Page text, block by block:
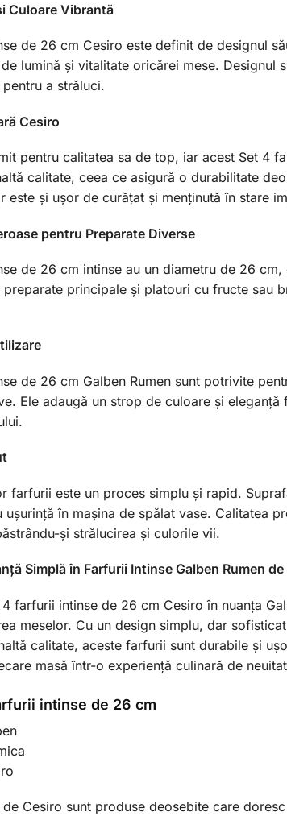
Culoare Vibrantă
de 26 cm Cesiro este definit de designul
lumină și vitalitate oricărei mese.
a străluci.
Cesiro
pentru calitatea sa de top, iar acest Set 4
calitate, ceea ce asigură o durabilitate
este și ușor de curățat și menținută în stare
pentru Preparate Diverse
de 26 cm intinse au un diametru de 26
preparate principale și platouri cu fructe sau
de 26 cm Galben Rumen sunt potrivite
Ele adaugă un strop de culoare și
farfurii este un proces simplu și rapid.
în mașina de spălat vase. Calitatea
și strălucirea și culorile vii.
Simplă în Farfurii Intinse Galben Rumen de
farfurii intinse de 26 cm Cesiro în nuanța
meselor. Cu un design simplu, dar
calitate, aceste farfurii sunt durabile și
masă într-o experiență culinară de
intinse de 26 cm
Cesiro sunt produse deosebite care